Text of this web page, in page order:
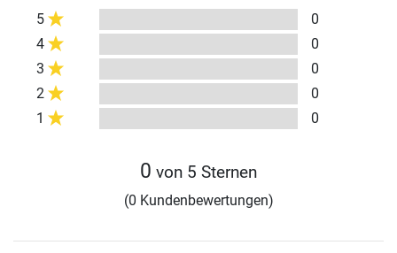
5
0
4
0
3
0
2
0
1
0
0 von 5 Sternen
(0 Kundenbewertungen)